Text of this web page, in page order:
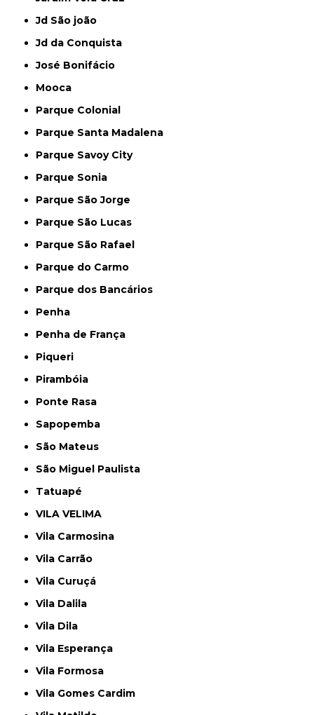
Jd São joão
Jd da Conquista
José Bonifácio
Mooca
Parque Colonial
Parque Santa Madalena
Parque Savoy City
Parque Sonia
Parque São Jorge
Parque São Lucas
Parque São Rafael
Parque do Carmo
Parque dos Bancários
Penha
Penha de França
Piqueri
Pirambóia
Ponte Rasa
Sapopemba
São Mateus
São Miguel Paulista
Tatuapé
VILA VELIMA
Vila Carmosina
Vila Carrão
Vila Curuçá
Vila Dalila
Vila Dila
Vila Esperança
Vila Formosa
Vila Gomes Cardim